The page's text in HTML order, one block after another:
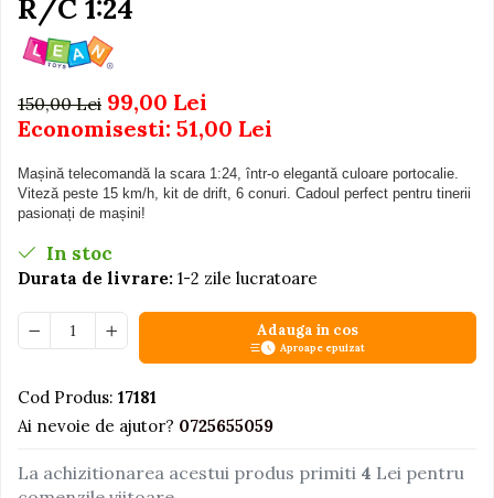
Jucarii de baie
Seturi de frumusete
Caluti balansoar
Interactive, educative si
Figurine
Ateliere si unelte
Blocuri de constructie
Covorase de dans
Creative
De plus
Electrocasnice si bucatarii
Fotolii gonflabile
Jocuri sportive
Ingrijire cosmetica mamici
Perioada Alaptarii
Pompe de san
R/C 1:24
150,00 Lei 99,00 Lei
Economisesti: 51,00 Lei
Mașină telecomandă la scara 1:24, într-o elegantă culoare portocalie.
Viteză peste 15 km/h, kit de drift, 6 conuri. Cadoul perfect pentru tinerii
pasionați de mașini!
In stoc
Durata de livrare: 1-2 zile lucratoare
Adauga in cos
Aproape epuizat
Cod Produs: 17181
Ai nevoie de ajutor? 0725655059
La achizitionarea acestui produs primiti 4 Lei pentru